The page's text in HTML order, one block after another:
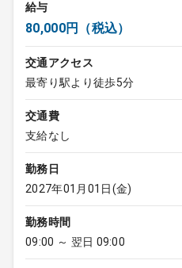
給与
80,000円（税込）
交通アクセス
最寄り駅より徒歩5分
交通費
支給なし
勤務日
2027年01月01日(金)
勤務時間
09:00 ～ 翌日 09:00